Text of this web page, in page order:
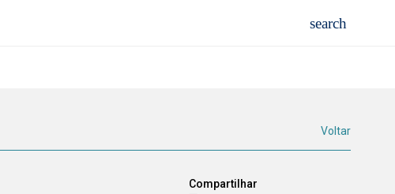
Voltar
Compartilhar